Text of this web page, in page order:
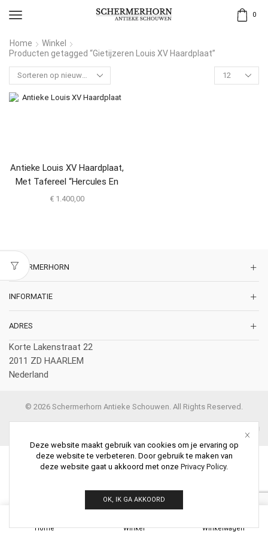
0
Home
Winkel
Producten getagged “Gietijzeren Louis XV Haardplaat”
Antieke Louis XV Haardplaat,
Met Tafereel “Hercules En
Omphale”
€ 1.400,00
SCHERMERHORN
INFORMATIE
ADRES
Korte Lakenstraat 22
2011 ZD HAARLEM
Nederland
© 2026 Schermerhorn Antieke Schouwen. All Rights Reserved.
Home Winkel Winkelwagen
Deze website maakt gebruik van cookies om je ervaring op
deze website te verbeteren. Door gebruik te maken van
deze website gaat u akkoord met onze Privacy Policy.
OK, IK GA AKKOORD